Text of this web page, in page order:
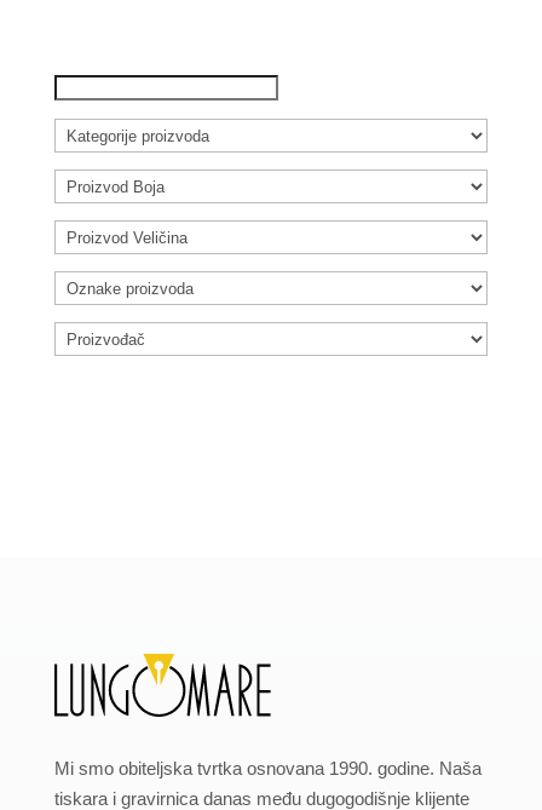
Mi smo obiteljska tvrtka osnovana 1990. godine. Naša
tiskara i gravirnica danas među dugogodišnje klijente